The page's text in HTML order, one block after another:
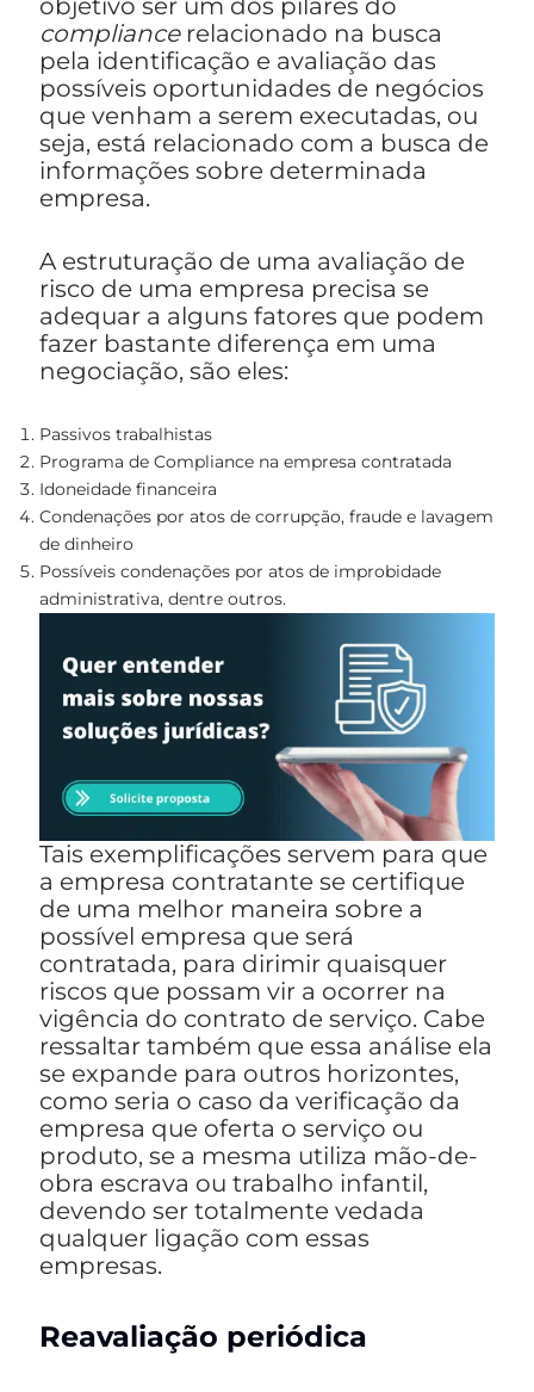
objetivo ser um dos pilares do
compliance relacionado na busca
pela identificação e avaliação das
possíveis oportunidades de negócios
que venham a serem executadas, ou
seja, está relacionado com a busca de
informações sobre determinada
empresa.
A estruturação de uma avaliação de
risco de uma empresa precisa se
adequar a alguns fatores que podem
fazer bastante diferença em uma
negociação, são eles:
Passivos trabalhistas
Programa de Compliance na empresa contratada
Idoneidade financeira
Condenações por atos de corrupção, fraude e lavagem
de dinheiro
Possíveis condenações por atos de improbidade
administrativa, dentre outros.
Tais exemplificações servem para que
a empresa contratante se certifique
de uma melhor maneira sobre a
possível empresa que será
contratada, para dirimir quaisquer
riscos que possam vir a ocorrer na
vigência do contrato de serviço. Cabe
ressaltar também que essa análise ela
se expande para outros horizontes,
como seria o caso da verificação da
empresa que oferta o serviço ou
produto, se a mesma utiliza mão-de-
obra escrava ou trabalho infantil,
devendo ser totalmente vedada
qualquer ligação com essas
empresas.
Reavaliação periódica